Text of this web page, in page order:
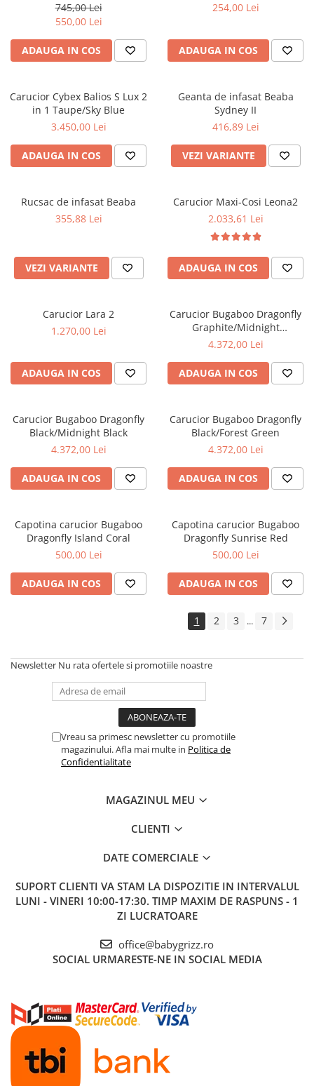
745,00 Lei
550,00 Lei
ADAUGA IN COS
254,00 Lei
ADAUGA IN COS
Carucior Cybex Balios S Lux 2
in 1 Taupe/Sky Blue
3.450,00 Lei
ADAUGA IN COS
Geanta de infasat Beaba
Sydney II
416,89 Lei
VEZI VARIANTE
Rucsac de infasat Beaba
355,88 Lei
VEZI VARIANTE
Carucior Maxi-Cosi Leona2
2.033,61 Lei
ADAUGA IN COS
Carucior Lara 2
1.270,00 Lei
ADAUGA IN COS
Carucior Bugaboo Dragonfly
Graphite/Midnight
Black/Skyline Blue
4.372,00 Lei
ADAUGA IN COS
Carucior Bugaboo Dragonfly
Black/Midnight Black
4.372,00 Lei
ADAUGA IN COS
Carucior Bugaboo Dragonfly
Black/Forest Green
4.372,00 Lei
ADAUGA IN COS
Capotina carucior Bugaboo
Dragonfly Island Coral
500,00 Lei
ADAUGA IN COS
Capotina carucior Bugaboo
Dragonfly Sunrise Red
500,00 Lei
ADAUGA IN COS
1 2 3 ... 7
Newsletter Nu rata ofertele si promotiile noastre
Vreau sa primesc newsletter cu promotiile
magazinului. Afla mai multe in Politica de
Confidentialitate
MAGAZINUL MEU
CLIENTI
DATE COMERCIALE
SUPORT CLIENTI VA STAM LA DISPOZITIE IN INTERVALUL
LUNI - VINERI 10:00-17:30. TIMP MAXIM DE RASPUNS - 1
ZI LUCRATOARE
office@babygrizz.ro
SOCIAL URMARESTE-NE IN SOCIAL MEDIA